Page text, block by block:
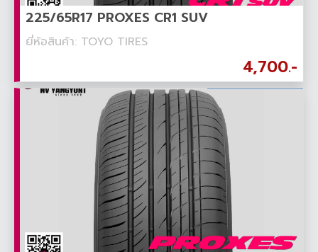
225/65R17 PROXES CR1 SUV
ยี่ห้อสินค้า: TOYO TIRES
4,700.-